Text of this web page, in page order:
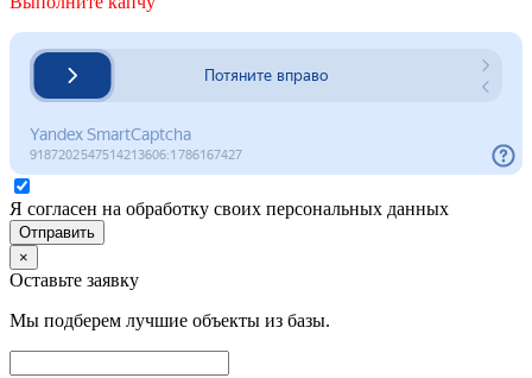
Я согласен на обработку своих персональных данных
Отправить
×
Оставьте заявку
Мы подберем лучшие объекты из базы.